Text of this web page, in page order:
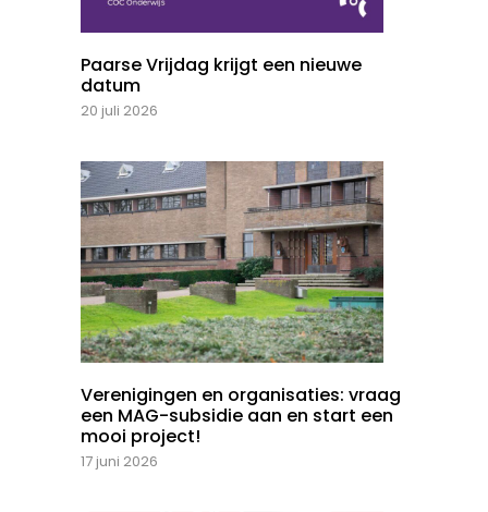
Paarse Vrijdag krijgt een nieuwe
datum
20 juli 2026
Verenigingen en organisaties: vraag
een MAG-subsidie aan en start een
mooi project!
17 juni 2026